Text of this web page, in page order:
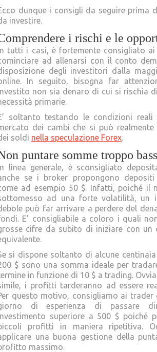
dunque i consigli da seguire prima
investire.
i rischi e le
tutti i casi, è fortemente consigliato
ad allenarsi con il conto
degli investitori dalla
In seguito, bisogna far
non sia denaro di cui si rischia
primarie.
soltanto testando le condizioni reali
dei cambi che si può realmente
soldi nella speculazione Forex.
puntare somme troppo
linea generale, è sconsigliato
se i broker propongono
ad esempio 50 $. Infatti, poiché il
ad una forte volatilità, un
può far arrivare a perdere del
E’ consigliabile a coloro i quali
cifre da subito di iniziare con un
si dispone soltanto di alcune
$ sono una somma ideale per
in funzione di 10 $ a trading.
i profitti tarderanno ad essere
questo motivo, consigliamo ai trader
di esperienza di passare
superiore a 500 $ poiché
profitti in maniera ripetitiva.
una buona gestione della
massimo.